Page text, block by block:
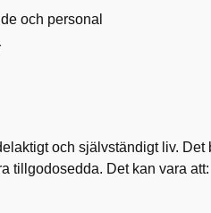
och personal
och självständigt liv. Det
tillgodosedda. Det kan vara att: